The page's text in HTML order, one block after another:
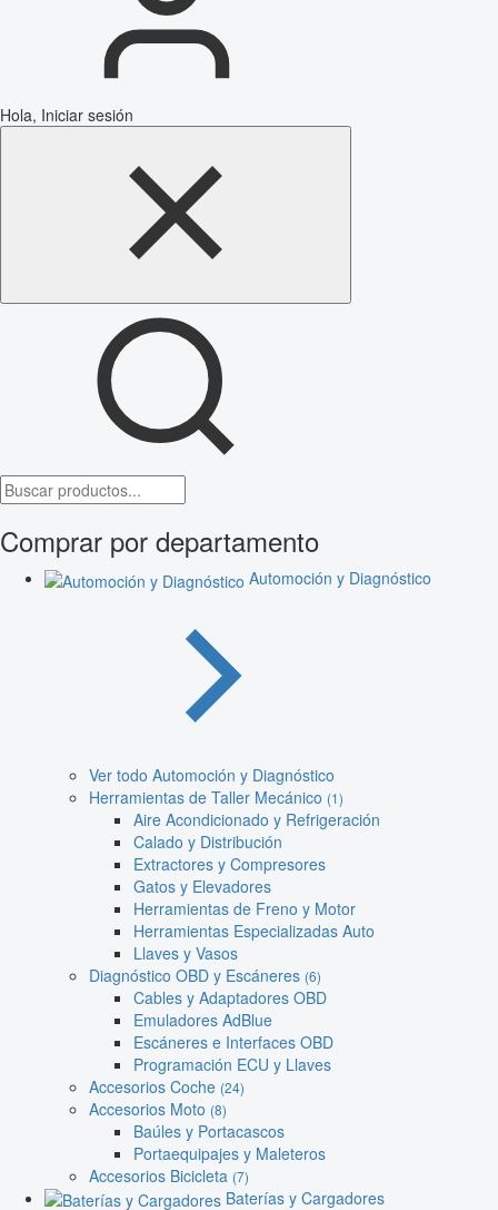
Hola, Iniciar sesión
Comprar por departamento
Automoción y Diagnóstico
Ver todo Automoción y Diagnóstico
Herramientas de Taller Mecánico (1)
Aire Acondicionado y Refrigeración
Calado y Distribución
Extractores y Compresores
Gatos y Elevadores
Herramientas de Freno y Motor
Herramientas Especializadas Auto
Llaves y Vasos
Diagnóstico OBD y Escáneres (6)
Cables y Adaptadores OBD
Emuladores AdBlue
Escáneres e Interfaces OBD
Programación ECU y Llaves
Accesorios Coche (24)
Accesorios Moto (8)
Baúles y Portacascos
Portaequipajes y Maleteros
Accesorios Bicicleta (7)
Baterías y Cargadores